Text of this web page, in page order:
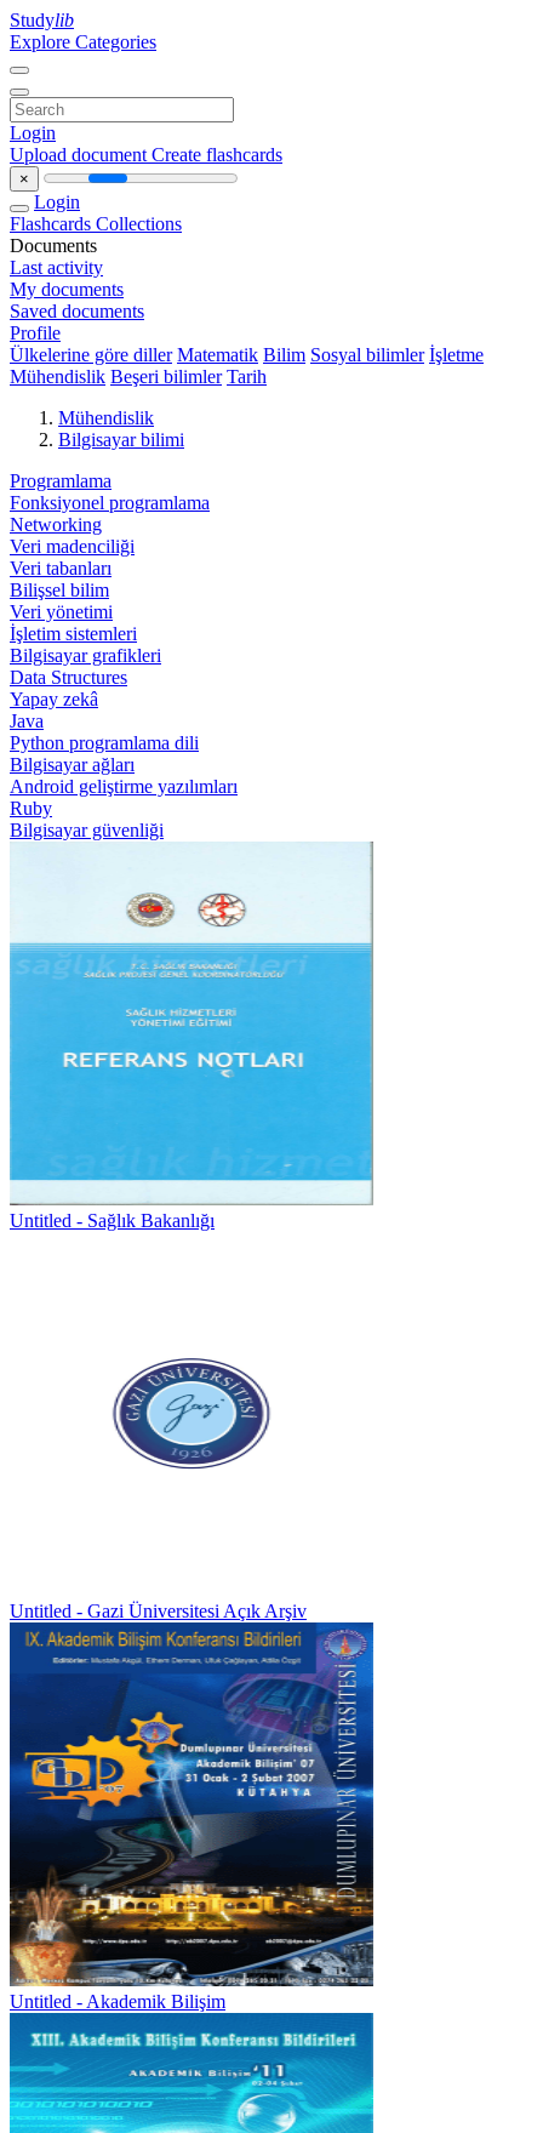
Studylib
Explore Categories
Login
Upload document Create flashcards
×
Login
Flashcards Collections
Documents
Last activity
My documents
Saved documents
Profile
Ülkelerine göre diller Matematik Bilim Sosyal bilimler İşletme
Mühendislik Beşeri bilimler Tarih
Mühendislik
Bilgisayar bilimi
Programlama
Fonksiyonel programlama
Networking
Veri madenciliği
Veri tabanları
Bilişsel bilim
Veri yönetimi
İşletim sistemleri
Bilgisayar grafikleri
Data Structures
Yapay zekâ
Java
Python programlama dili
Bilgisayar ağları
Android geliştirme yazılımları
Ruby
Bilgisayar güvenliği
Untitled - Sağlık Bakanlığı
Untitled - Gazi Üniversitesi Açık Arşiv
Untitled - Akademik Bilişim